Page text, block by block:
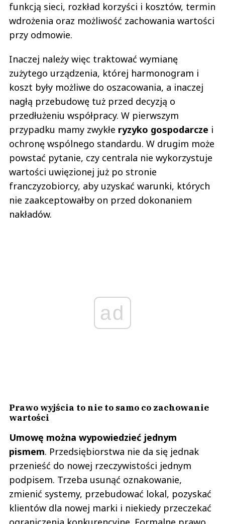
funkcją sieci, rozkład korzyści i kosztów, termin
wdrożenia oraz możliwość zachowania wartości
przy odmowie.
Inaczej należy więc traktować wymianę
zużytego urządzenia, której harmonogram i
koszt były możliwe do oszacowania, a inaczej
nagłą przebudowę tuż przed decyzją o
przedłużeniu współpracy. W pierwszym
przypadku mamy zwykłe ryzyko gospodarcze i
ochronę wspólnego standardu. W drugim może
powstać pytanie, czy centrala nie wykorzystuje
wartości uwięzionej już po stronie
franczyzobiorcy, aby uzyskać warunki, których
nie zaakceptowałby on przed dokonaniem
nakładów.
ad
Prawo wyjścia to nie to samo co zachowanie
wartości
Umowę można wypowiedzieć jednym
pismem. Przedsiębiorstwa nie da się jednak
przenieść do nowej rzeczywistości jednym
podpisem. Trzeba usunąć oznakowanie,
zmienić systemy, przebudować lokal, pozyskać
klientów dla nowej marki i niekiedy przeczekać